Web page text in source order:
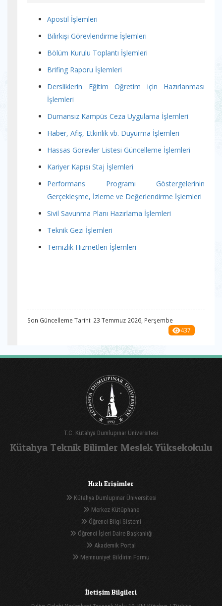
Apostil İşlemleri
Bilirkişi Görevlendirme İşlemleri
Bölüm Kurulu Toplantı İşlemleri
Brifing Raporu İşlemleri
Dersliklerin Eğitim Öğretim için Hazırlanması
İşlemleri
Dumansız Kampüs Ceza Uygulama İşlemleri
Haber, Afiş, Etkinlik vb. Duyurma İşlemleri
Hassas Görevler Listesi Güncelleme İşlemleri
Kariyer Kapısı Staj İşlemleri
Performans Programı Göstergelerinin
Gerçekleşme, İzleme ve Değerlendirme İşlemleri
Sivil Savunma Planı Hazırlama İşlemleri
Teknik Gezi İşlemleri
Temizlik Hizmetleri İşlemleri
Son Güncelleme Tarihi: 23 Temmuz 2026, Perşembe
437
T.C. Kütahya Dumlupınar Üniversitesi
Kütahya Teknik Bilimler Meslek Yüksekokulu
Hızlı Erişimler
Kütahya Dumlupınar Üniversitesi
Merkez Kütüphane
Öğrenci Bilgi Sistemi
Öğrenci İşleri Daire Başkanlığı
Akademik Portal
Memnuniyet Bildirim Formu
İletişim Bilgileri